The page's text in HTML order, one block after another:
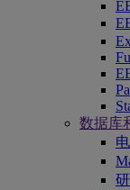
数据库